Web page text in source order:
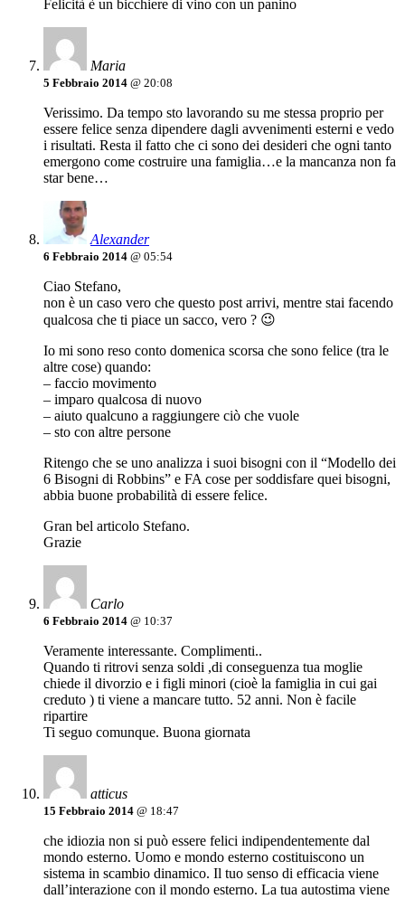
Felicità è un bicchiere di vino con un panino
Maria
5 Febbraio 2014 @ 20:08
Verissimo. Da tempo sto lavorando su me stessa proprio per
essere felice senza dipendere dagli avvenimenti esterni e vedo
i risultati. Resta il fatto che ci sono dei desideri che ogni tanto
emergono come costruire una famiglia…e la mancanza non fa
star bene…
Alexander
6 Febbraio 2014 @ 05:54
Ciao Stefano,
non è un caso vero che questo post arrivi, mentre stai facendo
qualcosa che ti piace un sacco, vero ? 😉
Io mi sono reso conto domenica scorsa che sono felice (tra le
altre cose) quando:
– faccio movimento
– imparo qualcosa di nuovo
– aiuto qualcuno a raggiungere ciò che vuole
– sto con altre persone
Ritengo che se uno analizza i suoi bisogni con il “Modello dei
6 Bisogni di Robbins” e FA cose per soddisfare quei bisogni,
abbia buone probabilità di essere felice.
Gran bel articolo Stefano.
Grazie
Carlo
6 Febbraio 2014 @ 10:37
Veramente interessante. Complimenti..
Quando ti ritrovi senza soldi ,di conseguenza tua moglie
chiede il divorzio e i figli minori (cioè la famiglia in cui gai
creduto ) ti viene a mancare tutto. 52 anni. Non è facile
ripartire
Ti seguo comunque. Buona giornata
atticus
15 Febbraio 2014 @ 18:47
che idiozia non si può essere felici indipendentemente dal
mondo esterno. Uomo e mondo esterno costituiscono un
sistema in scambio dinamico. Il tuo senso di efficacia viene
dall’interazione con il mondo esterno. La tua autostima viene